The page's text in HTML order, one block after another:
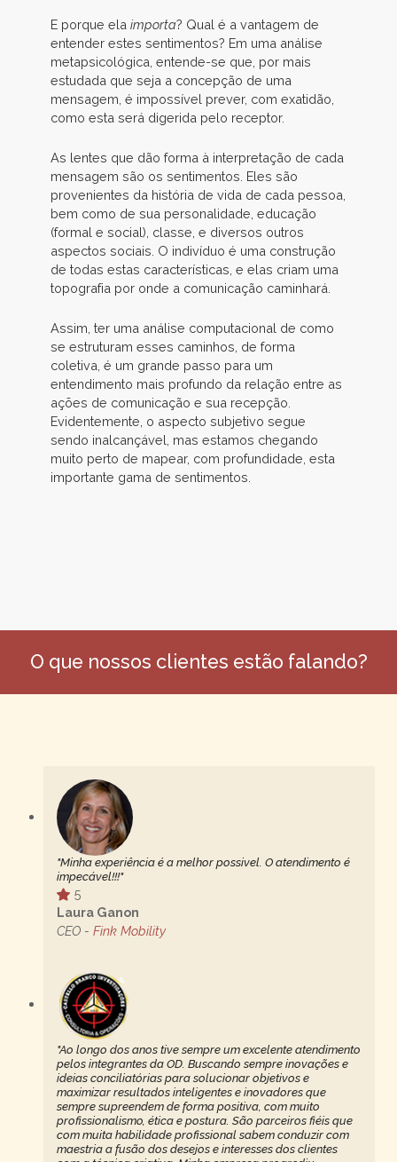
E porque ela importa? Qual é a vantagem de
entender estes sentimentos? Em uma análise
metapsicológica, entende-se que, por mais
estudada que seja a concepção de uma
mensagem, é impossível prever, com exatidão,
como esta será digerida pelo receptor.
As lentes que dão forma à interpretação de cada
mensagem são os sentimentos. Eles são
provenientes da história de vida de cada pessoa,
bem como de sua personalidade, educação
(formal e social), classe, e diversos outros
aspectos sociais. O indivíduo é uma construção
de todas estas características, e elas criam uma
topografia por onde a comunicação caminhará.
Assim, ter uma análise computacional de como
se estruturam esses caminhos, de forma
coletiva, é um grande passo para um
entendimento mais profundo da relação entre as
ações de comunicação e sua recepção.
Evidentemente, o aspecto subjetivo segue
sendo inalcançável, mas estamos chegando
muito perto de mapear, com profundidade, esta
importante gama de sentimentos.
O que nossos clientes estão falando?
"Minha experiência é a melhor possivel. O atendimento é
impecável!!!"
5
Laura Ganon
CEO - Fink Mobility
"Ao longo dos anos tive sempre um excelente atendimento
pelos integrantes da OD. Buscando sempre inovações e
ideias conciliatórias para solucionar objetivos e
maximizar resultados inteligentes e inovadores que
sempre supreendem de forma positiva, com muito
profissionalismo, ética e postura. São parceiros fiéis que
com muita habilidade profissional sabem conduzir com
maestria a fusão dos desejos e interesses dos clientes